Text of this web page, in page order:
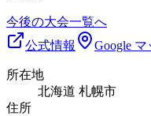
今後の大会一覧へ
公式情報
Google マ
所在地
北海道 札幌市
住所